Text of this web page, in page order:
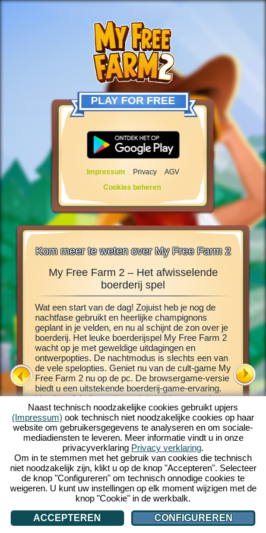
PLAY FOR FREE
Impressum Privacy
AGV
Cookies beheren
Kom meer te weten over My Free Farm 2
Free
de
te
My Free Farm 2 – Het afwisselende
boerderij spel
Wat een start van de dag! Zojuist heb je nog de
nachtfase gebruikt en heerlijke champignons
geplant in je velden, en nu al schijnt de zon over je
boerderij. Het leuke boerderijspel My Free Farm 2
wacht op je met geweldige uitdagingen en
ontwerpopties. De nachtmodus is slechts een van
de vele spelopties. Geniet nu van de cult-game My
Free Farm 2 nu op de pc. De browsergame-versie
biedt u een uitstekende boerderij-game-ervaring.
Houdt en fok dieren, bewerk je velden, oogst het
gewas en maak heerlijke producten voor je
klanten. Meld je gratis aan en speel met ons!
heerlijke
bezoekt
verhoog
Naast technisch noodzakelijke cookies gebruikt upjers
(Impressum) ook technisch niet noodzakelijke cookies op haar
website om gebruikersgegevens te analyseren en om sociale-
mediadiensten te leveren. Meer informatie vindt u in onze
privacyverklaring Privacy verklaring.
Om in te stemmen met het gebruik van cookies die technisch
niet noodzakelijk zijn, klikt u op de knop "Accepteren". Selecteer
de knop "Configureren" om technisch onnodige cookies te
weigeren. U kunt uw instellingen op elk moment wijzigen met de
knop "Cookie" in de werkbalk.
ACCEPTEREN
CONFIGUREREN